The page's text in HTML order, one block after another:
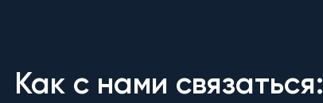
Как с нами связаться: